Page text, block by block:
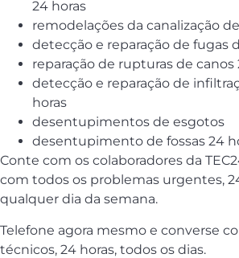
24 horas
remodelações da canalização
detecção e reparação de fugas
reparação de rupturas de canos
detecção e reparação de
horas
desentupimentos de esgotos
desentupimento de fossas 24
Conte com os colaboradores da
com todos os problemas urgentes,
qualquer dia da semana.
Telefone agora mesmo e converse
técnicos, 24 horas, todos os dias.